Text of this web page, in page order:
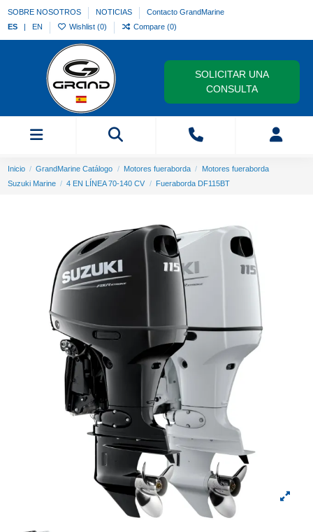
SOBRE NOSOTROS NOTICIAS
Contacto GrandMarine
ES
EN Wishlist (0) Compare (0)
SOLICITAR UNA
CONSULTA
Inicio GrandMarine Catálogo Motores fueraborda
Motores fueraborda
Suzuki Marine
4 EN LÍNEA 70-140 CV Fueraborda DF115BT